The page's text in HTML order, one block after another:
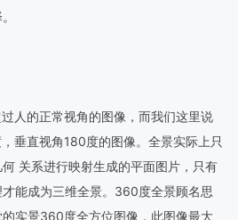
的正常视角的图像，而我们这里说
垂直视角180度的图像。全景实际上只
关系进行映射生成的平面图片，只有
能成为三维全景。360度全景顾名思
实景360度全方位图像，此图像最大